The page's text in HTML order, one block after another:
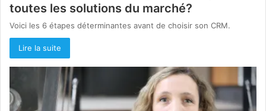
toutes les solutions du marché?
Voici les 6 étapes déterminantes avant de choisir son CRM.
Lire la suite